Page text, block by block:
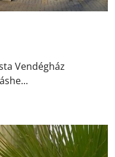
Vendégház